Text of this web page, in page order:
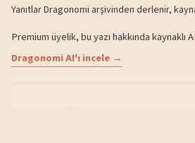
Yanıtlar Dragonomi arşivinden derlenir,
Premium üyelik, bu yazı hakkında kaynaklı
Dragonomi AI'ı incele →